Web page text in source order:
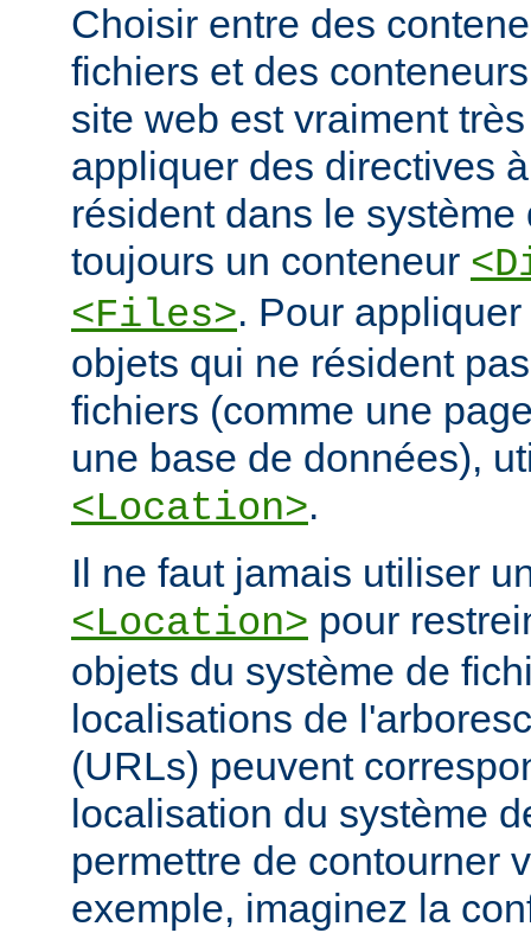
Choisir entre des
fichiers et des
site web est vraiment
appliquer des directives
résident dans le
toujours un conteneur
<Files>. Pour
objets qui ne résident
fichiers (comme une
une base de données),
<Location>.
Il ne faut jamais utiliser
<Location> pour
objets du système de
localisations de
(URLs) peuvent
localisation du système
permettre de contourner
exemple, imaginez la